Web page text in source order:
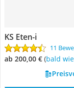
KS Eten-i
11
ab 200,00 € ( Bald